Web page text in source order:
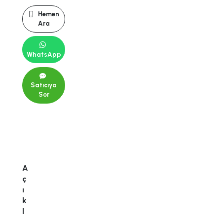
Hemen
Ara
WhatsApp
Satıcıya
Sor
A
ç
ı
k
l